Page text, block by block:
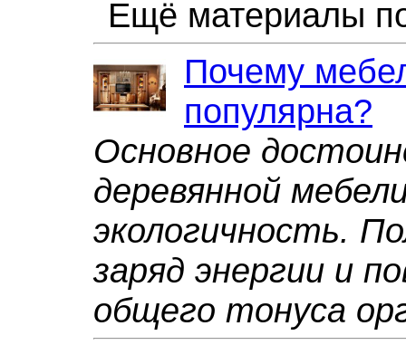
Ещё материалы
Почему
популярна?
Основное
деревянной
экологичность.
заряд энергии и
общего тонуса